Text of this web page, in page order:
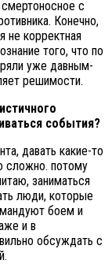
с
Конечно,
не корректная
того, что по
уже давным-
решимости.
события?
давать какие-то
сложно. потому
заниматься
люди, которые
боем и
и в
обсуждать с